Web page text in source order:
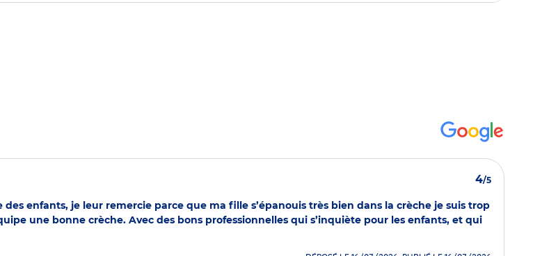
4/5
enfants, je leur remercie parce que ma fille s’épanouis très bien dans la crèche je suis trop
une bonne crèche. Avec des bons professionnelles qui s’inquiète pour les enfants, et qui